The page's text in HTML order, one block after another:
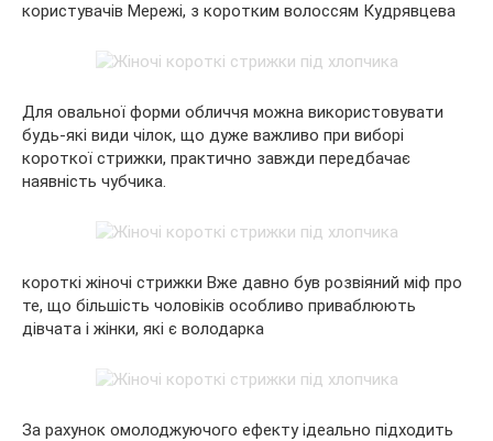
користувачів Мережі, з коротким волоссям Кудрявцева
Для овальної форми обличчя можна використовувати
будь-які види чілок, що дуже важливо при виборі
короткої стрижки, практично завжди передбачає
наявність чубчика.
короткі жіночі стрижки Вже давно був розвіяний міф про
те, що більшість чоловіків особливо приваблюють
дівчата і жінки, які є володарка
За рахунок омолоджуючого ефекту ідеально підходить